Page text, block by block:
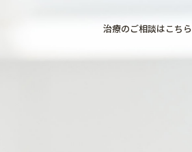
治療のご相談はこちら